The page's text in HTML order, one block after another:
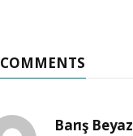
COMMENTS
Barış Beyaz